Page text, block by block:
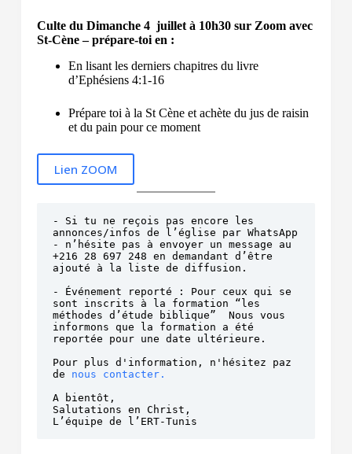
Culte du Dimanche 4 juillet à 10h30 sur Zoom avec
St-Cène – prépare-toi en :
En lisant les derniers chapitres du livre
d’Ephésiens 4:1-16
Prépare toi à la St Cène et achète du jus de raisin
et du pain pour ce moment
Lien ZOOM
- Si tu ne reçois pas encore les
annonces/infos de l’église par WhatsApp
- n’hésite pas à envoyer un message au
‪+216 28 697 248‬ en demandant d’être
ajouté à la liste de diffusion.
- Événement reporté : Pour ceux qui se
sont inscrits à la formation “les
méthodes d’étude biblique”  Nous vous
informons que la formation a été
reportée pour une date ultérieure.
Pour plus d'information, n'hésitez paz
de nous contacter.
A bientôt,
Salutations en Christ,
L’équipe de l’ERT-Tunis